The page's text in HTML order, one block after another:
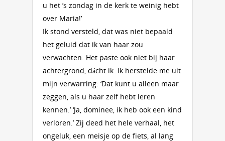
u het ’s zondag in de kerk te weinig hebt
over Maria!’
Ik stond versteld, dat was niet bepaald
het geluid dat ik van haar zou
verwachten. Het paste ook niet bij haar
achtergrond, dácht ik. Ik herstelde me uit
mijn verwarring: ‘Dat kunt u alleen maar
zeggen, als u haar zelf hebt leren
kennen.’ ‘Ja, dominee, ik heb ook een kind
verloren.’ Zij deed het hele verhaal, het
ongeluk, een meisje op de fiets, al lang